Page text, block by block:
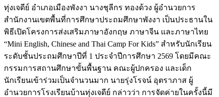
ทุ่งเจดีย์ อำเภอเมืองพังงา นางชุลีกร ทองด้วง ผู้อำนวยการ
สำนักงานเขตพื้นที่การศึกษาประถมศึกษาพังงา เป็นประธานใน
พิธีเปิดโครงการส่งเสริมภาษาอังกฤษ ภาษาจีน และภาษาไทย
“Mini English, Chinese and Thai Camp For Kids” สำหรับนักเรียน
ระดับชั้นประถมศึกษาปีที่ 1 ประจำปีการศึกษา 2569 โดยมีคณะ
กรรมการสถานศึกษาขั้นพื้นฐาน คณะผู้ปกครอง และเด็ก
นักเรียนเข้าร่วมเป็นจำนวนมาก นายรุ่งโรจน์ อุตราภาส ผู้
อำนวยการโรงเรียนบ้านทุ่งเจดีย์ กล่าวว่า การจัดค่ายในครั้งนี้มี